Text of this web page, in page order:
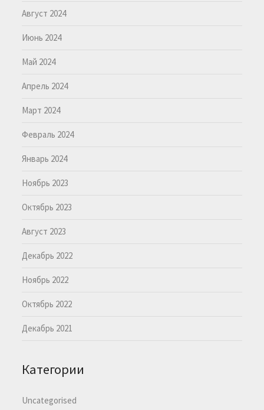
Август 2024
Июнь 2024
Май 2024
Апрель 2024
Март 2024
Февраль 2024
Январь 2024
Ноябрь 2023
Октябрь 2023
Август 2023
Декабрь 2022
Ноябрь 2022
Октябрь 2022
Декабрь 2021
Категории
Uncategorised